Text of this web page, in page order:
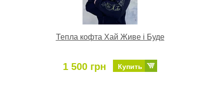
Тепла кофта Хай Живе і Буде
1 500 грн Купить